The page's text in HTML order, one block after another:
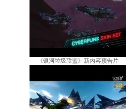
《银河垃圾联盟》新内容预告片